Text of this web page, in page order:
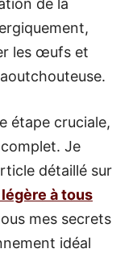
de la
les œufs et
étape cruciale,
Je
détaillé sur
à tous
mes secrets
idéal